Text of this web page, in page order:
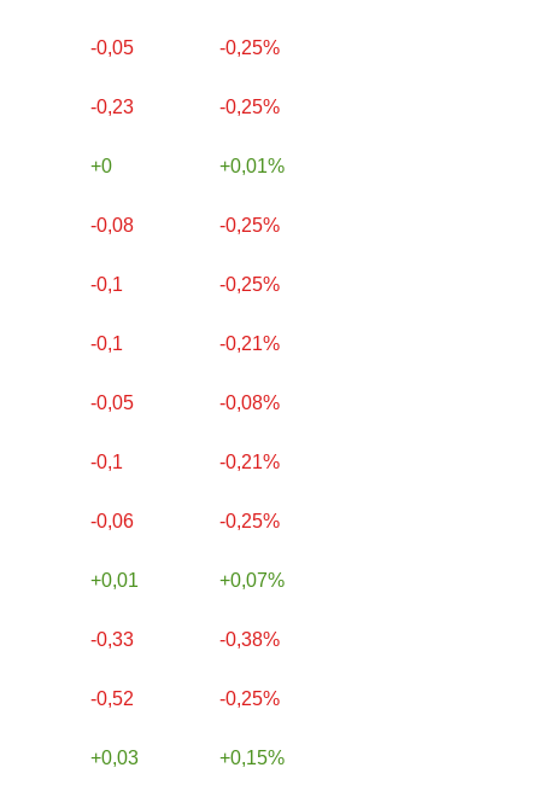
-0,05 -0,25%
-0,23 -0,25%
0 0,01%
-0,08 -0,25%
-0,1 -0,25%
-0,1 -0,21%
-0,05 -0,08%
-0,1 -0,21%
-0,06 -0,25%
0,01 0,07%
-0,33 -0,38%
-0,52 -0,25%
0,03 0,15%